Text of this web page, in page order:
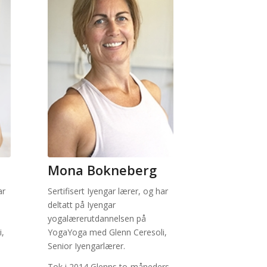
Mona Bokneberg
Sertifisert Iyengar lærer, og har
deltatt på Iyengar
yogalærerutdannelsen på
YogaYoga med Glenn Ceresoli,
Senior Iyengarlærer.